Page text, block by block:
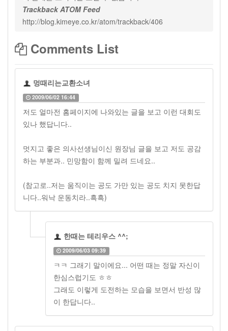
Trackback ATOM Feed
http://blog.kimeye.co.kr/atom/trackback/406
Comments List
멍때리는교환소녀
2009/06/02 16:44
저도 얼마전 홈페이지에 나와있는 글을 보고 이런 대회도
있나 했답니다..
멋지고 좋은 의사선생님이신 원장님 글을 보고 저도 공감
하는 부분과.. 민망함이 함께 밀려 드네요..
(참고로..저는 움직이는 공도 가만 있는 공도 치지 못한답
니다..워낙 운동치라..흑흑)
한때는 테리우스 ^^;
2009/06/03 09:39
ㅋㅋ 그래기 말이에요... 어떤 때는 정말 자신이
한심스럽기도 ㅎㅎ
그래도 이렇게 도전하는 모습을 보면서 반성 많
이 한답니다..